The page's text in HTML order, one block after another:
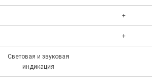
+
+
Световая и звуковая
индикация